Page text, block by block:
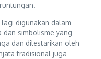
digunakan dalam
dan simbolisme yang
dan dilestarikan oleh
tradisional juga